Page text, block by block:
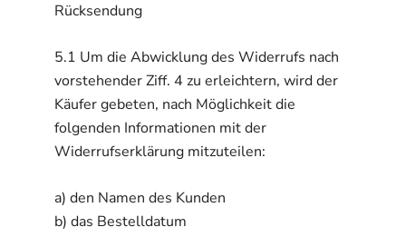
Rücksendung
5.1 Um die Abwicklung des Widerrufs nach
vorstehender Ziff. 4 zu erleichtern, wird der
Käufer gebeten, nach Möglichkeit die
folgenden Informationen mit der
Widerrufserklärung mitzuteilen:
a) den Namen des Kunden
b) das Bestelldatum